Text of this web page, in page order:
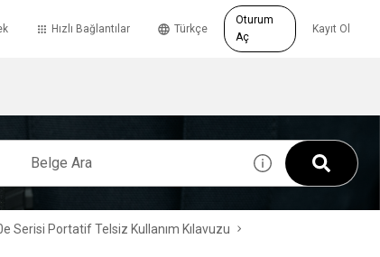
Hızlı Bağlantılar Kayıt Ol
Türkçe
Oturum
Aç
Serisi Portatif Telsiz Kullanım Kılavuzu